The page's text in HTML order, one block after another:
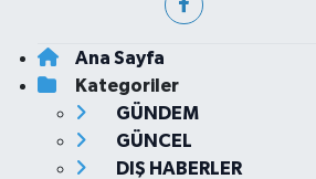
Ana Sayfa
Kategoriler
GÜNDEM
GÜNCEL
DIŞ HABERLER